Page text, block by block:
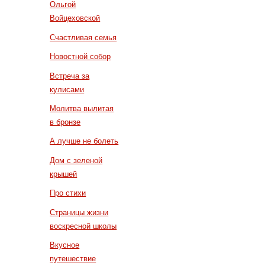
Ольгой
Войцеховской
Счастливая семья
Новостной собор
Встреча за
кулисами
Молитва вылитая
в бронзе
А лучше не болеть
Дом с зеленой
крышей
Про стихи
Страницы жизни
воскресной школы
Вкусное
путешествие